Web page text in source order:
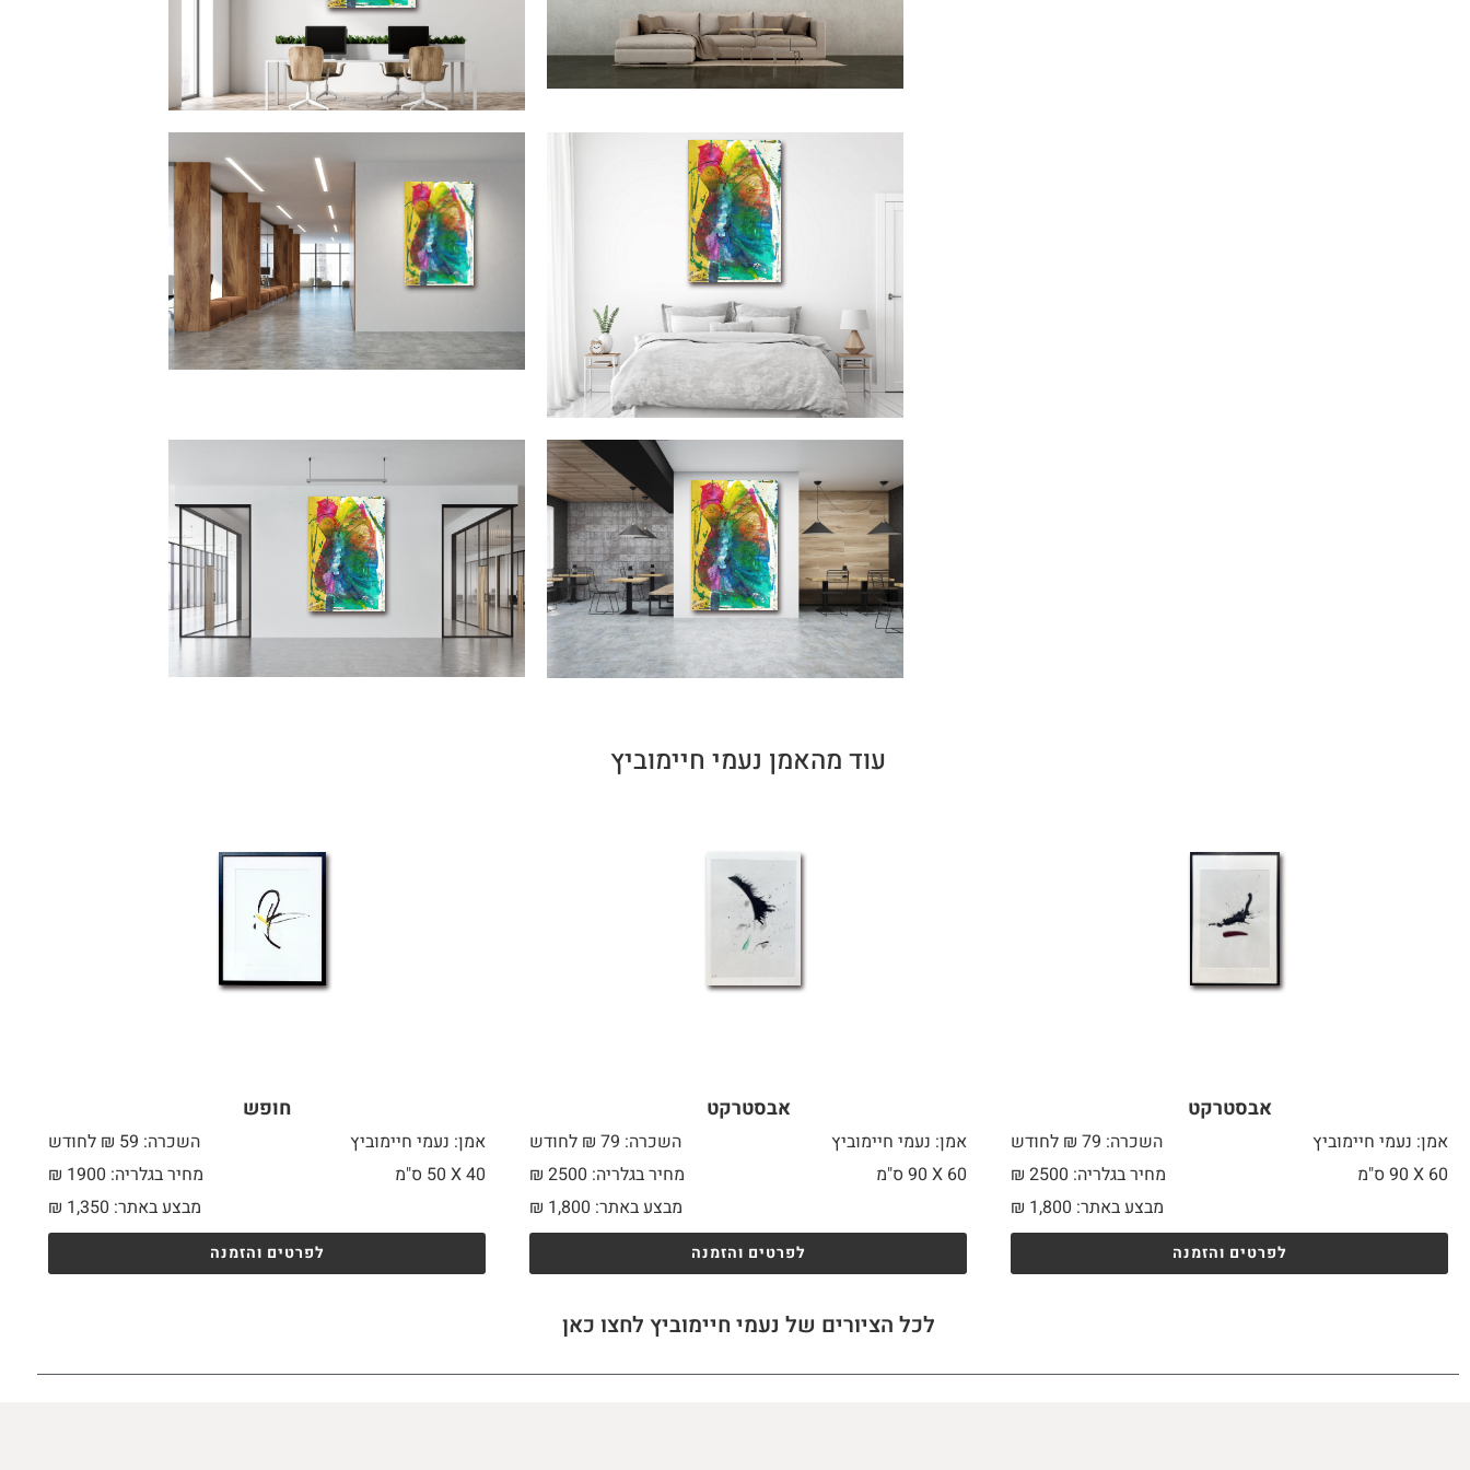
עוד מהאמן נעמי חיימוביץ
אבסטרקט
אמן: נעמי חיימוביץ
השכרה: 79 ₪ לחודש
60 X
מחיר בגלריה: 2500 ₪
מבצע באתר:
₪ 1,800
לפרטים והזמנה
אבסטרקט
אמן: נעמי חיימוביץ
השכרה: 79 ₪ לחודש
60 X
מחיר בגלריה: 2500 ₪
מבצע באתר:
₪ 1,800
לפרטים והזמנה
חופש
אמן: נעמי חיימוביץ
השכרה: 59 ₪ לחודש
40 X
מחיר בגלריה: 1900 ₪
מבצע באתר:
₪ 1,350
לפרטים והזמנה
לכל הציורים של נעמי חיימוביץ לחצו כאן